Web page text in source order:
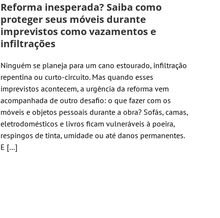
Reforma inesperada? Saiba como
proteger seus móveis durante
imprevistos como vazamentos e
infiltrações
Ninguém se planeja para um cano estourado, infiltração
repentina ou curto-circuito. Mas quando esses
imprevistos acontecem, a urgência da reforma vem
acompanhada de outro desafio: o que fazer com os
móveis e objetos pessoais durante a obra? Sofás, camas,
eletrodomésticos e livros ficam vulneráveis à poeira,
respingos de tinta, umidade ou até danos permanentes.
E […]